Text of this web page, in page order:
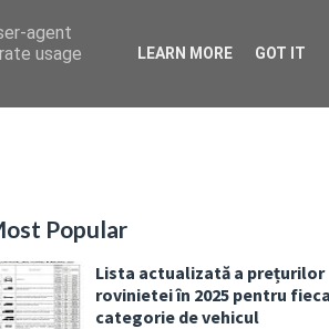
Popular
Lista actualizată a prețurilor
rovinietei în 2025 pentru
categorie de vehicul
agent
usage
LEARN MORE GOT IT